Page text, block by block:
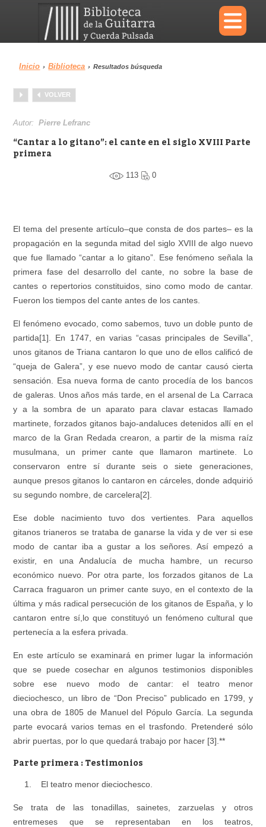
×
Menu
Biblioteca
Inicio › Biblioteca › Resultados búsqueda
VOLVER
Autor:Pierre Lefranc
“Cantar a lo gitano”: el cante en el siglo XVIII Parte
primera
113 0
El tema del presente artículo–que consta de dos partes– es la
propagación en la segunda mitad del siglo XVIII de algo nuevo
que fue llamado “cantar a lo gitano”. Ese fenómeno señala la
primera fase del desarrollo del cante, no sobre la base de
cantes o repertorios constituidos, sino como modo de cantar.
Fueron los tiempos del cante antes de los cantes.
El fenómeno evocado, como sabemos, tuvo un doble punto de
partida[1]. En 1747, en varias “casas principales de Sevilla”,
unos gitanos de Triana cantaron lo que uno de ellos calificó de
“queja de Galera”, y ese nuevo modo de cantar causó cierta
sensación. Esa nueva forma de canto procedía de los bancos
de galeras. Unos años más tarde, en el arsenal de La Carraca
y a la sombra de un aparato para clavar estacas llamado
martinete, forzados gitanos bajo-andaluces detenidos allí en el
marco de la Gran Redada crearon, a partir de la misma raíz
musulmana, un primer cante que llamaron martinete. Lo
conservaron entre sí durante seis o siete generaciones,
aunque presos gitanos lo cantaron en cárceles, donde adquirió
su segundo nombre, de carcelera[2].
Ese doble nacimiento tuvo dos vertientes. Para aquellos
gitanos trianeros se trataba de ganarse la vida y de ver si ese
modo de cantar iba a gustar a los señores. Así empezó a
existir, en una Andalucía de mucha hambre, un recurso
económico nuevo. Por otra parte, los forzados gitanos de La
Carraca fraguaron un primer cante suyo, en el contexto de la
última y más radical persecución de los gitanos de España, y lo
cantaron entre sí,lo que constituyó un fenómeno cultural que
pertenecía a la esfera privada.
En este artículo se examinará en primer lugar la información
que se puede cosechar en algunos testimonios disponibles
sobre ese nuevo modo de cantar: el teatro menor
dieciochesco, un libro de “Don Preciso” publicado en 1799, y
una obra de 1805 de Manuel del Pópulo García. La segunda
parte evocará varios temas en el trasfondo. Pretenderé sólo
abrir puertas, por lo que quedará trabajo por hacer [3].**
Parte primera : Testimonios
1. El teatro menor dieciochesco.
Se trata de las tonadillas, sainetes, zarzuelas y otros
entremeses que se representaban en los teatros,